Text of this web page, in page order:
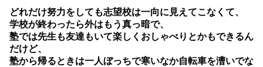
どれだけ努力をしても志望校は一向に見えてこなくて、
学校が終わったら外はもう真っ暗で、
塾では先生も友達もいて楽しくおしゃべりとかもできるん
だけど、
塾から帰るときは一人ぼっちで寒いなか自転車を漕いでな